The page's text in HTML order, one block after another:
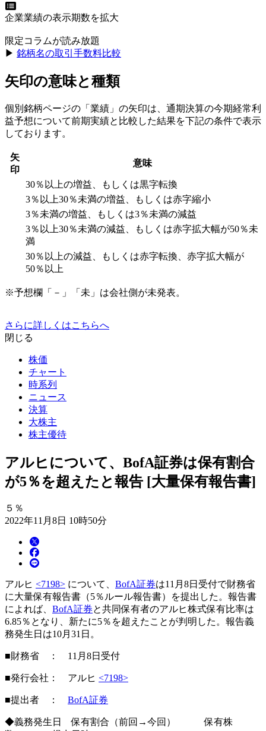
企業業績の表示期数を拡大
限定コラムが読み放題
▶︎ 銘柄名の取引手数料比較
矢印の意味と種類
個別銘柄ページの「業績」の矢印は、通期決算の今期経常利
益予想について前期実績と比較した結果を下記の条件で表示
しております。
矢
印
意味
30％以上の増益、もしくは黒字転換
3％以上30％未満の増益、もしくは赤字縮小
3％未満の増益、もしくは3％未満の減益
3％以上30％未満の減益、もしくは赤字拡大幅が50％未
満
30％以上の減益、もしくは赤字転換、赤字拡大幅が
50％以上
※予想欄「－」「未」は会社側が未発表。
さらに詳しくはこちらへ
閉じる
株価
チャート
時系列
ニュース
決算
大株主
株主優待
アルヒについて、BofA証券は保有割合
が5％を超えたと報告 [大量保有報告書]
５％
2022年11月8日 10時50分
アルヒ <7198> について、 BofA証券は11月8日受付で財務省
に大量保有報告書（5％ルール報告書）を提出した。報告書
によれば、 BofA証券と共同保有者のアルヒ株式保有比率は
6.85％となり、新たに5％を超えたことが判明した。報告義
務発生日は10月31日。
■財務省 ： 11月8日受付
■発行会社： アルヒ <7198>
■提出者 ： BofA証券
◆義務発生日 保有割合（前回→今回） 保有株